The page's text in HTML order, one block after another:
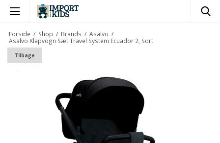
Forside / Shop / Brands / Asalvo /
Asalvo Klapvogn Sæt Travel System Ecuador 2, Sort
Tilbage